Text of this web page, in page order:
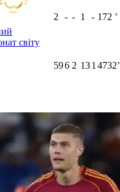
світу
2 - - 1 - 172 ʼ
596 2 131 4732ʼ